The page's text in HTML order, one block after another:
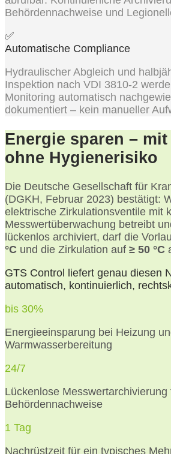
Behördennachweise und
✅
Automatische Compliance
Hydraulischer Abgleich und
Inspektion nach VDI 3810-2
Monitoring automatisch
dokumentiert – kein manueller
Energie sparen –
ohne Hygienerisiko
Die Deutsche Gesellschaft für
(DGKH, Februar 2023) bestätigt:
elektrische Zirkulationsventile mit
Messwertüberwachung betreibt
lückenlos archiviert, darf die
°C und die Zirkulation auf ≥ 50 °C
GTS Control liefert genau diesen
automatisch, kontinuierlich,
bis 30%
Energieeinsparung bei Heizung
Warmwasserbereitung
24/7
Lückenlose Messwertarchivierung
Behördennachweise
1 Tag
Nachrüstzeit für ein typisches